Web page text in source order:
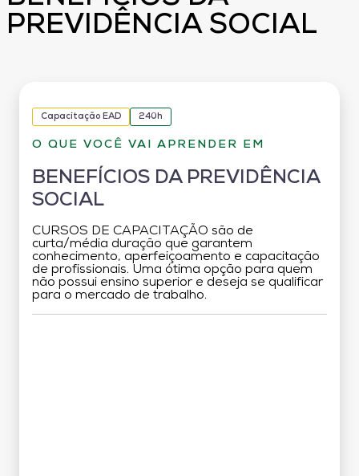
PREVIDÊNCIA SOCIAL
Capacitação EAD 240h
O QUE VOCÊ VAI APRENDER EM
BENEFÍCIOS DA PREVIDÊNCIA
SOCIAL
CURSOS DE CAPACITAÇÃO são de
curta/média duração que garantem
conhecimento, aperfeiçoamento e capacitação
de profissionais. Uma ótima opção para quem
não possui ensino superior e deseja se qualificar
para o mercado de trabalho.